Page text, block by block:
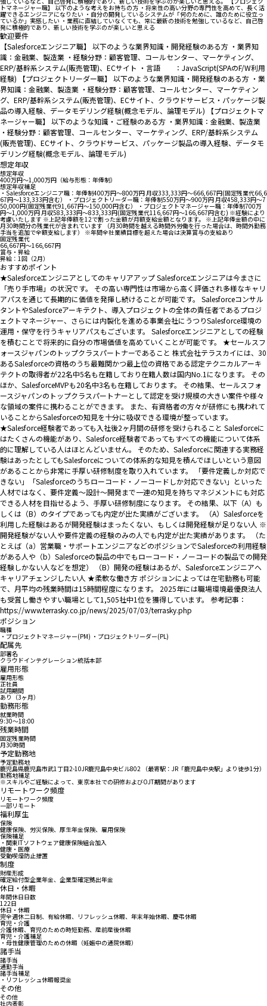
トマネージャー職】 以下のような考えをお持ちの方 ・将来性の高い分野の専門性を高めて、長く活
躍できるエンジニアになりたい ・自分の開発しているシステムが「何のために、誰のために役立っ
ているか」実感したい ・業務に直結していなくても、常に最新の技術を勉強しているなど、自己啓
発に積極的であり、新しい技術を学ぶのが楽しいと思える
歓迎要件
【Salesforceエンジニア職】 以下のような業界知識・開発経験のある方 ・業界知
識：金融業、製造業 ・経験分野：顧客管理、コールセンター、マーケティング、
ERP/基幹系システム(販売管理)、ECサイト ・言語 ：JavaScript(SPAのF/W利用
経験) 【プロジェクトリーダー職】 以下のような業界知識・開発経験のある方 ・業
界知識：金融業、製造業 ・経験分野：顧客管理、コールセンター、マーケティン
グ、ERP/基幹系システム(販売管理)、ECサイト、クラウドサービス・パッケージ製
品の導入経験、データモデリング経験(概念モデル、論理モデル) 【プロジェクトマ
ネージャー職】 以下のような知識・ご経験のある方 ・業界知識：金融業、製造業
・経験分野：顧客管理、コールセンター、マーケティング、ERP/基幹系システム
(販売管理)、ECサイト、クラウドサービス、パッケージ製品の導入経験、データモ
デリング経験(概念モデル、論理モデル)
想定年収
想定年収
400万円〜1,000万円（給与形態：年俸制）
想定年収補足
・Salesforceエンジニア職：年俸制400万円～800万円 月収333,333円～666,667円(固定残業代66,6
67円～133,333円含む） ・プロジェクトリーダー職：年俸制550万円～900万円 月収458,333円～7
50,000円(固定残業代91,667円～150,000円含む） ・プロジェクトマネージャー職：年俸制700万
円～1,000万円 月収583,333円～833,333円(固定残業代116,667円～166,667円含む) ※経験により
考慮いたします ※上記年俸額を12で割った金額が月額支給金額となります。 ※上記年俸金額の中に
月30時間分の残業代が含まれています （月30時間を越える時間外労働を行った場合は、時間外勤務
手当を追加で全額支給します） ※年間全社業績目標を超えた場合は決算賞与の支給あり
固定残業代
66,667円〜166,667円
賞与・昇給
昇給：1回（2月）
おすすめポイント
★Salesforceエンジニアとしてのキャリアアップ Salesforceエンジニアは今まさに
「売り手市場」の状況です。 その高い専門性は市場から高く評価され多様なキャリ
アパスを通じて長期的に価値を発揮し続けることが可能です。 Salesforceコンサル
タントやSalesforceアーキテクト、導入プロジェクトの全体の責任者であるプロジ
ェクトマネージャー、さらには内製化を進める事業会社にうつりSalesforce環境の
運用・保守を行うキャリアパスもございます。 Salesforceエンジニアとしての経験
を積むことで将来的に自分の市場価値を高めていくことが可能です。 ★セールスフ
ォースジャパンのトップクラスパートナーであること 株式会社テラスカイには、30
あるSalesforceの資格のうち最難関かつ最上位の資格である認定テクニカルアーキ
テクトの取得者が22名中5名も在籍しており在籍人数は国内No.1になります。 その
ほか、SalesforceMVPも20名中3名も在籍しております。 その結果、セールスフォ
ースジャパンのトップクラスパートナーとして認定を受け規模の大きい案件や様々
な領域の案件に携わることができます。 また、有資格者の方々が研修にも携われて
いることからSalesforceの知見を十分に吸収できる環境が整っています。
★Salesforce経験者であっても入社後2ヶ月間の研修を受けられること Salesforceに
はたくさんの機能があり、Salesforce経験者であってもすべての機能について体系
的に理解している人はほとんどいません。 そのため、Salesforceに関連する実務経
験はあったとしてもSalesforceについての体系的な知見を積んでほしいという意図
があることから非常に手厚い研修制度を取り入れています。 「要件定義しか対応で
きない」「Salesforceのうちローコード・ノーコードしか対応できない」といった
人材ではなく、要件定義～設計～開発まで一連の知見を持ちマネジメントにも対応
できる人材を目指せるよう、手厚い研修制度になります。 その結果、以下（A）も
しくは（B）のタイプであっても内定が出た実績がございます。 （A）Salesforceを
利用した経験はあるが開発経験はまったくない、もしくは開発経験が足りない人 ※
開発経験がない人や要件定義の経験のみの人でも内定が出た実績があります。 （た
とえば（a）営業職・サポートエンジニアなどのポジションでSalesforceの利用経験
がある人や（b）Salesforceの製品の中でもローコード・ノーコードの製品での開発
経験しかない人などを想定） （B）開発の経験はあるが、Salesforceエンジニアへ
キャリアチェンジしたい人 ★柔軟な働き方 ポジションによっては在宅勤務も可能
で、月平均の残業時間は15時間程度になります。 2025年には職場環境最優良法人
も受賞し働きやすい職場として1,505社中1位を獲得しています。 参考記事：
https://www.terrasky.co.jp/news/2025/07/03/terrasky.php
ポジション
職種
・プロジェクトマネージャー(PM) ・プロジェクトリーダー(PL)
配属先
部署名
クラウドインテグレーション統括本部
雇用形態
雇用形態
正社員
試用期間
あり（3ヶ月）
勤務形態
就業時間
9:30〜18:00
残業時間
固定残業時間
月30時間
予定勤務地
予定勤務地
鹿児島県鹿児島市武1丁目2-10JR鹿児島中央ビル802 （最寄駅：JR「鹿児島中央駅」より徒歩1分）
勤務地補足
※スキルやご経験によって、東京本社での研修およびOJT期間があります
リモートワーク頻度
リモートワーク頻度
一部リモート
福利厚生
保険
健康保険、労災保険、厚生年金保険、雇用保険
保険補足
・関東ITソフトウェア健康保険組合加入
健康・医療
受動喫煙防止措置
制度
財産形成
確定給付型企業年金、企業型確定拠出年金
休日・休暇
年間休日日数
122日
休日・休暇
完全週休二日制、有給休暇、リフレッシュ休暇、年末年始休暇、慶弔休暇
育児・介護
介護休暇、育児のための時短勤務、産前産後休暇
育児・介護補足
・母性健康管理のための休暇（妊娠中の通院休暇）
諸手当
諸手当
通勤手当
諸手当補足
・リフレッシュ休暇報奨金
その他
その他
社内表彰